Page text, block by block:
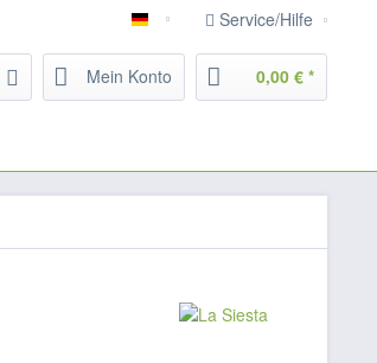
Deutsch Service/Hilfe
Mein Konto 0,00 € *